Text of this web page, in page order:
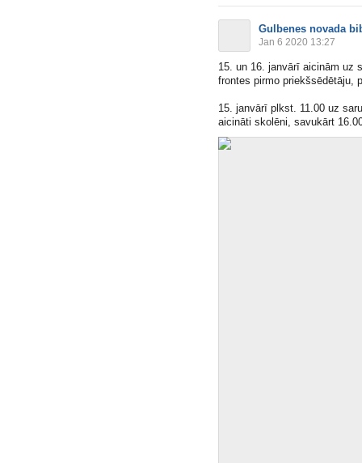
Gulbenes novada
Jan 6 2020 13:27
15. un 16. janvārī aicinām uz
frontes pirmo priekšsēdētāju,
15. janvārī plkst. 11.00 uz
aicināti skolēni, savukārt